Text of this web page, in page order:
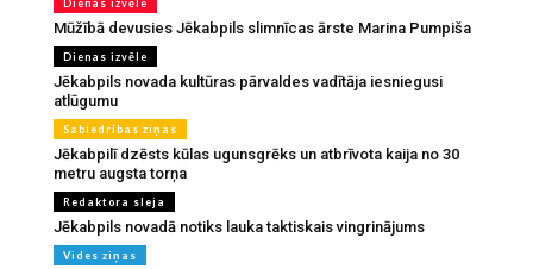
Mūžībā devusies Jēkabpils slimnīcas ārste Marina Pumpiša
Dienas izvēle
Jēkabpils novada kultūras pārvaldes vadītāja iesniegusi
atlūgumu
Sabiedrības ziņas
Jēkabpilī dzēsts kūlas ugunsgrēks un atbrīvota kaija no 30
metru augsta torņa
Redaktora sleja
Jēkabpils novadā notiks lauka taktiskais vingrinājums
Vides ziņas